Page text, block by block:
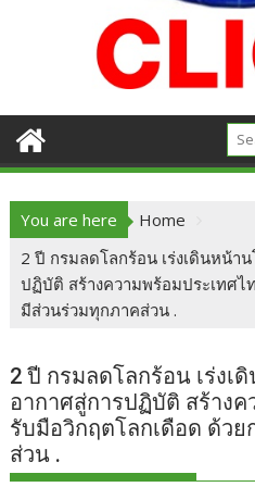
You are here
Home
2 ปี กรมลดโลกร้อน เร่งเดินหน้า
ปฏิบัติ สร้างความพร้อมประเทศ
มีส่วนร่วมทุกภาคส่วน .
2 ปี กรมลดโลกร้อน เร่ง
อากาศสู่การปฏิบัติ สร้างค
รับมือวิกฤตโลกเดือด ด้ว
ส่วน .